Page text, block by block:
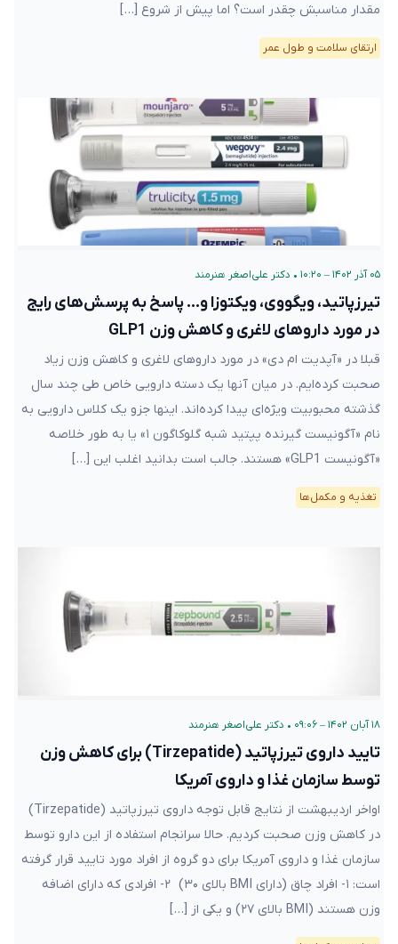
مقدار مناسبش چقدر است؟ اما پیش از شروع […]
ارتقای سلامت و طول عمر
۰۵ آذر ۱۴۰۲ – ۱۰:۲۰ • دکتر علی‌اصغر هنرمند
تیرزپاتید، ویگووی، ویکتوزا و… پاسخ به پرسش‌های رایج
در مورد داروهای لاغری و کاهش وزن GLP1
قبلا در «آپدیت ام دی» در مورد داروهای لاغری و کاهش وزن زیاد
صحبت کرده‌ایم. در میان آنها یک دسته دارویی خاص طی چند سال
گذشته محبوبیت ویژه‌ای پیدا کرده‌اند. اینها جزو یک کلاس دارویی به
نام «آگونیست گیرنده پپتید شبه گلوکاگون ۱» یا به طور خلاصه
«آگونیست GLP1» هستند. جالب است بدانید اغلب این […]
تغذیه و مکمل‌ها
۱۸ آبان ۱۴۰۲ – ۰۹:۰۶ • دکتر علی‌اصغر هنرمند
تایید داروی تیرزپاتید (Tirzepatide) برای کاهش وزن
توسط سازمان غذا و داروی آمریکا
اواخر اردیبهشت از نتایج قابل توجه داروی تیرزپاتید (Tirzepatide)
در کاهش وزن صحبت کردیم. حالا سرانجام استفاده از این دارو توسط
سازمان غذا و داروی آمریکا برای دو گروه از افراد مورد تایید قرار گرفته
است: ۱- افراد چاق (دارای BMI بالای ۳۰) ۲- افرادی که دارای اضافه
وزن هستند (BMI بالای ۲۷) و یکی از […]